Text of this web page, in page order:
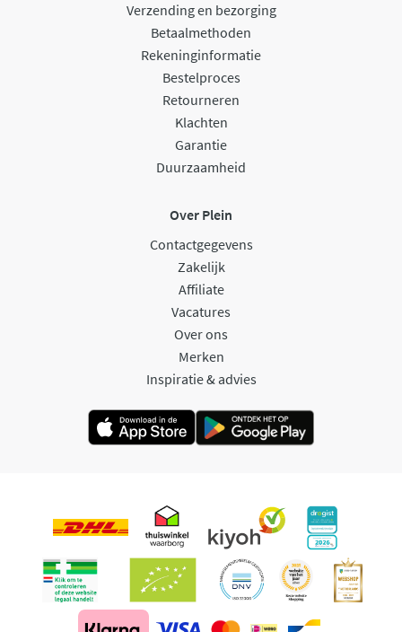
Verzending en bezorging
Betaalmethoden
Rekeninginformatie
Bestelproces
Retourneren
Klachten
Garantie
Duurzaamheid
Over Plein
Contactgegevens
Zakelijk
Affiliate
Vacatures
Over ons
Merken
Inspiratie & advies